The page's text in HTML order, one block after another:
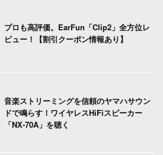
プロも高評価。EarFun「Clip2」全方位レ
ビュー！【割引クーポン情報あり】
音楽ストリーミングを信頼のヤマハサウン
ドで鳴らす！ワイヤレスHiFiスピーカー
「NX-70A」を聴く